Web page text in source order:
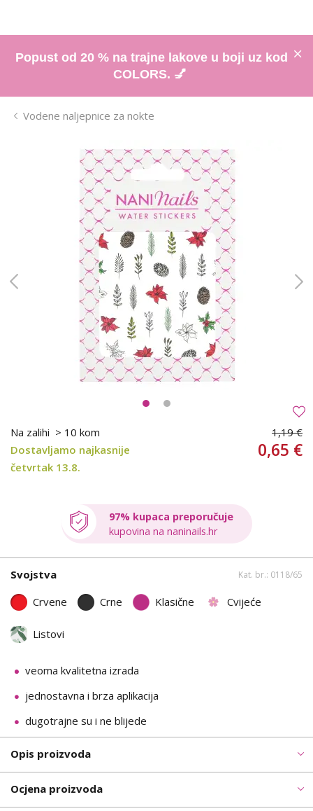
Popust od 20 % na trajne lakove u boji uz kod
COLORS. 💅
Vodene naljepnice za nokte
Na zalihi > 10 kom
Dostavljamo najkasnije
četvrtak 13.8.
1,19 €
0,65 €
97% kupaca preporučuje
kupovina na naninails.hr
Svojstva Kat. br.: 0118/65
Crvene Crne Klasične Cvijeće
Listovi
veoma kvalitetna izrada
jednostavna i brza aplikacija
dugotrajne su i ne blijede
Opis proizvoda
Ocjena proizvoda